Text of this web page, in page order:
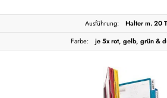
Ausführung:
Halter m. 20
Farbe:
je 5x rot, gelb, grün &